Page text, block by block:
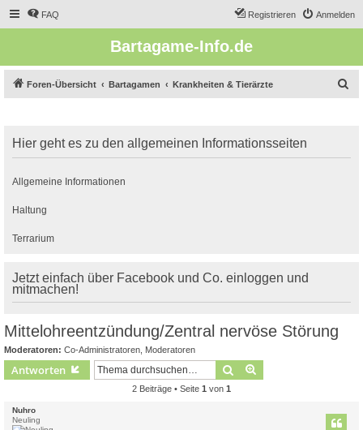
FAQ Anmelden
Registrieren
Bartagame-Info.de
Foren-Übersicht Bartagamen Krankheiten & Tierärzte
e
Hier geht es zu den allgemeinen Informationsseiten
Allgemeine Informationen
Haltung
Terrarium
Jetzt einfach über Facebook und Co. einloggen und
mitmachen!
Mittelohreentzündung/Zentral nervöse Störung
Moderatoren: Co-Administratoren Moderatoren
Antworten Suche
2 Beiträge • Seite 1 von 1
Nuhro
Neuling